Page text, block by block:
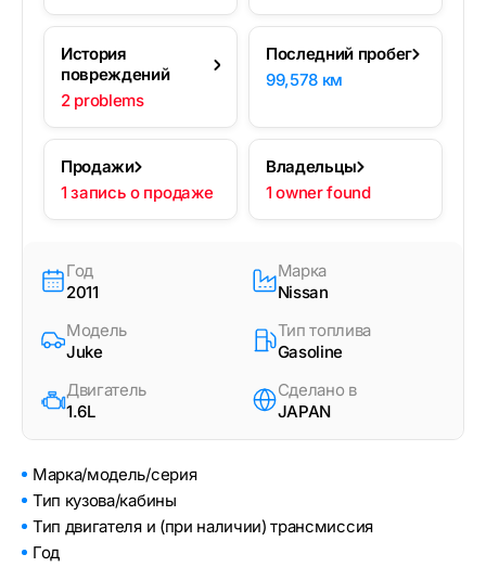
История
повреждений
2 problems
Последний пробег
99,578 км
Продажи
1 запись о продаже
Владельцы
1 owner found
Год
2011
Марка
Nissan
Модель
Juke
Тип топлива
Gasoline
Двигатель
1.6L
Сделано в
JAPAN
Марка/модель/серия
Тип кузова/кабины
Тип двигателя и (при наличии) трансмиссия
Год